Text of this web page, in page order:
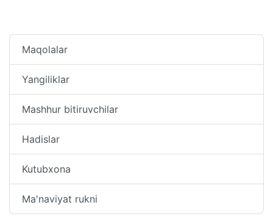
Maqolalar
Yangiliklar
Mashhur bitiruvchilar
Hadislar
Kutubxona
Ma'naviyat rukni